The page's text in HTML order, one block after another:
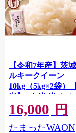
【令和7年産】茨
ルキークイーン
10kg（5kg×2袋）
米】 | お米 米 ミル
ークィーン 茨城県
白米 もちもち お弁
おにぎり
16,000 円
たまったWAON